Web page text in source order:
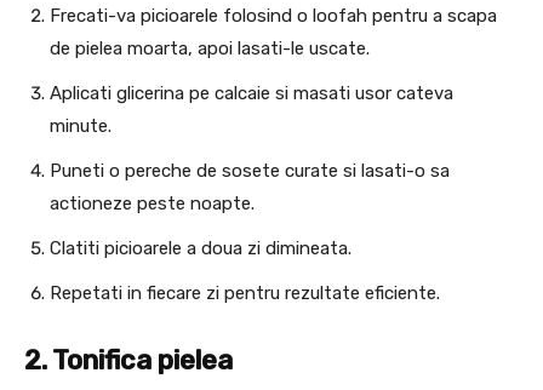
Frecati-va picioarele folosind o loofah pentru a scapa
de pielea moarta, apoi lasati-le uscate.
Aplicati glicerina pe calcaie si masati usor cateva
minute.
Puneti o pereche de sosete curate si lasati-o sa
actioneze peste noapte.
Clatiti picioarele a doua zi dimineata.
Repetati in fiecare zi pentru rezultate eficiente.
2. Tonifica pielea